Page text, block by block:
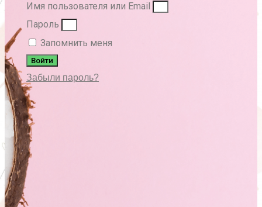
Имя пользователя или Email
Пароль
Запомнить меня
Войти
Забыли пароль?